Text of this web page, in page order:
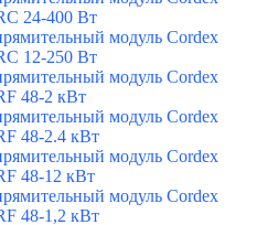
24-400 Вт
модуль Cordex
12-250 Вт
модуль Cordex
48-2 кВт
модуль Cordex
48-2.4 кВт
модуль Cordex
48-12 кВт
модуль Cordex
48-1,2 кВт